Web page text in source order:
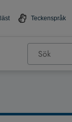
Teckenspråk